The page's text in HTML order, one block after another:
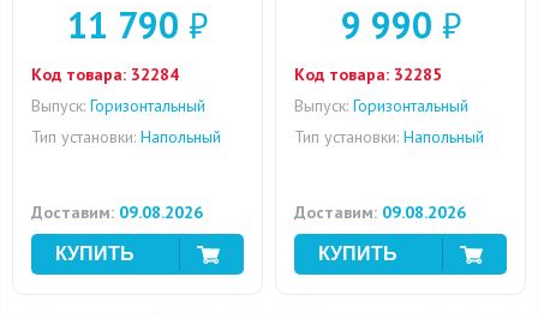
11 790 ₽
Код товара: 32284
Выпуск: Горизонтальный
Тип установки: Напольный
Доставим: 09.08.2026
9 990 ₽
Код товара: 32285
Выпуск: Горизонтальный
Тип установки: Напольный
Доставим: 09.08.2026